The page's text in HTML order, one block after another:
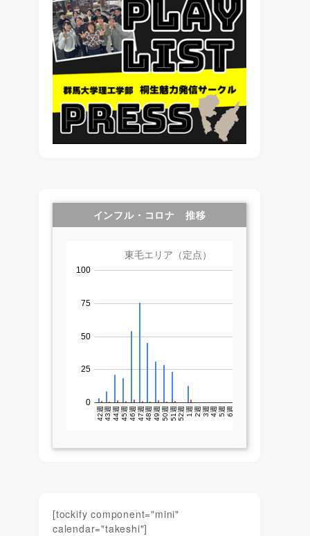
インフル・コロナ 推移
[tockify component="mini"
calendar="takeshi"]